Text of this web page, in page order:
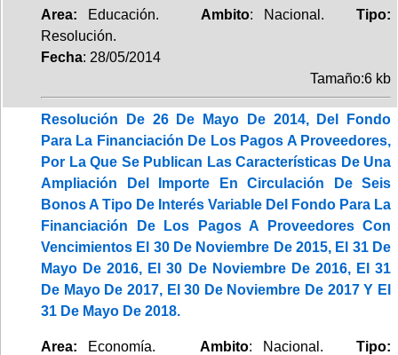
Area: Educación. Ambito: Nacional.Tipo:
Resolución.
Fecha: 28/05/2014
Tamaño:6 kb
Resolución De 26 De Mayo De 2014, Del Fondo
Para La Financiación De Los Pagos A Proveedores,
Por La Que Se Publican Las Características De Una
Ampliación Del Importe En Circulación De Seis
Bonos A Tipo De Interés Variable Del Fondo Para La
Financiación De Los Pagos A Proveedores Con
Vencimientos El 30 De Noviembre De 2015, El 31 De
Mayo De 2016, El 30 De Noviembre De 2016, El 31
De Mayo De 2017, El 30 De Noviembre De 2017 Y El
31 De Mayo De 2018.
Area: Economía. Ambito: Nacional.Tipo: